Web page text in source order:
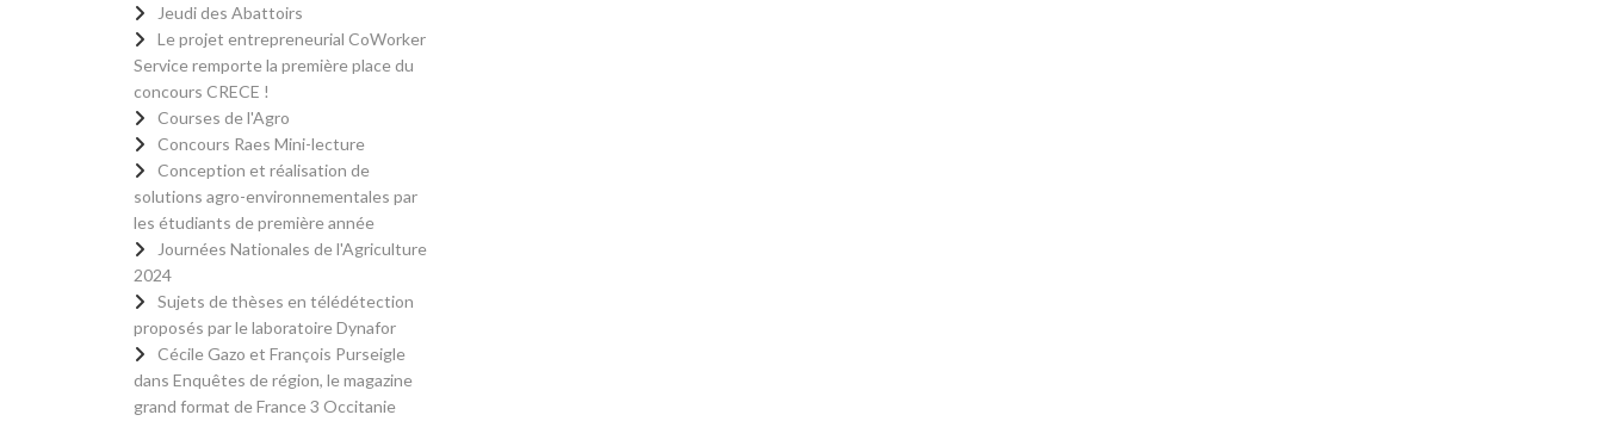
Jeudi des Abattoirs
Le projet entrepreneurial CoWorker
Service remporte la première place du
concours CRECE !
Courses de l'Agro
Concours Raes Mini-lecture
Conception et réalisation de
solutions agro-environnementales par
les étudiants de première année
Journées Nationales de l'Agriculture
2024
Sujets de thèses en télédétection
proposés par le laboratoire Dynafor
Cécile Gazo et François Purseigle
dans Enquêtes de région, le magazine
grand format de France 3 Occitanie